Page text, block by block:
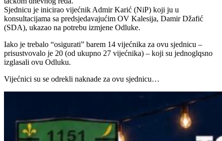
Sjednicu je inicirao vijećnik Admir Karić (NiP) koji ju u
konsultacijama sa predsjedavajućim OV Kalesija, Damir Džafić
(SDA), ukazao na potrebu izmjene Odluke.
Iako je trebalo “osigurati” barem 14 vijećnika za ovu sjednicu –
prisustvovalo je 20 (od ukupno 27 vijećnika) – koji su jednoglqsno
izglasali ovu Odluku.
Vijećnici su se odrekli naknade za ovu sjednicu…